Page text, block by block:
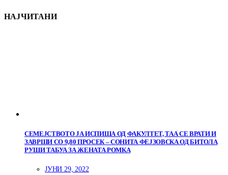
НАЈЧИТАНИ
СЕМЕЈСТВОТО ЈА ИСПИША ОД ФАКУЛТЕТ, ТАА СЕ ВРАТИ И
ЗАВРШИ СО 9,80 ПРОСЕК – СОНИТА ФЕЈЗОВСКА ОД БИТОЛА
РУШИ ТАБУА ЗА ЖЕНАТА РОМКА
ЈУНИ 29, 2022